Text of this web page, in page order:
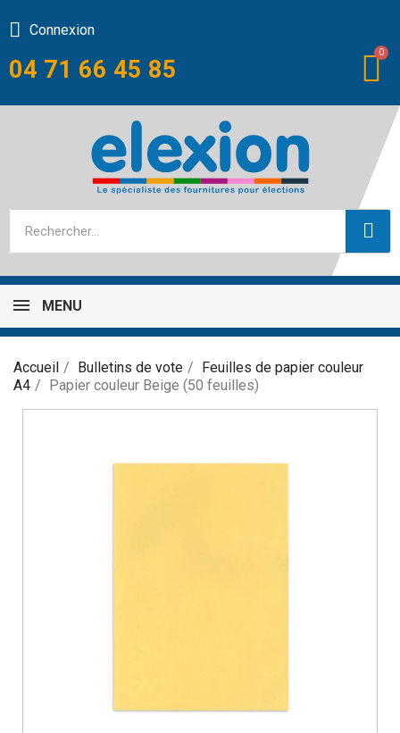
04 71 66 45 85
Connexion
MENU
Accueil Bulletins de vote
Feuilles de papier couleur
A4
Papier couleur Beige (50 feuilles)